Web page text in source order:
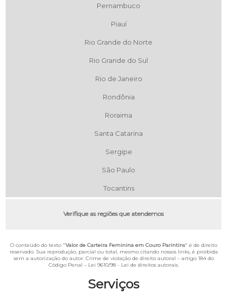
Serviços
Pernambuco
Piauí
Rio Grande do Norte
Rio Grande do Sul
Rio de Janeiro
Rondônia
Roraima
Santa Catarina
Sergipe
São Paulo
Tocantins
Verifique as regiões que atendemos
O conteúdo do texto "Valor de Carteira Feminina em Couro Parintins" é de direito
reservado. Sua reprodução, parcial ou total, mesmo citando nossos links, é proibida
sem a autorização do autor. Crime de violação de direito autoral – artigo 184 do
Código Penal – Lei 9610/98 - Lei de direitos autorais.